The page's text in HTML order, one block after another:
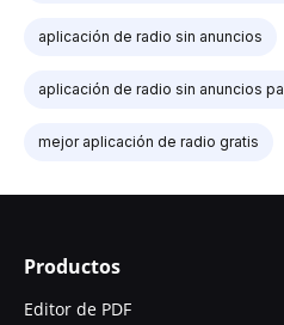
aplicación de radio sin anuncios
aplicación de radio sin anuncios
mejor aplicación de radio gratis
Productos
Editor de PDF